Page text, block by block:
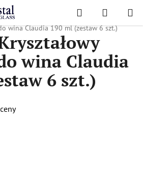
Szukaj KOSZYK
/ Dla firm i agencji reklamowych /
Bohemia
wina Claudia 190 ml (zestaw 6 szt.)
wina Claudia
6 szt.)